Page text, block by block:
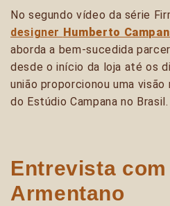
No segundo vídeo da série
designer Humberto
aborda a bem-sucedida
desde o início da loja até os
união proporcionou uma
do Estúdio Campana no Brasil.
Entrevista
Armentano